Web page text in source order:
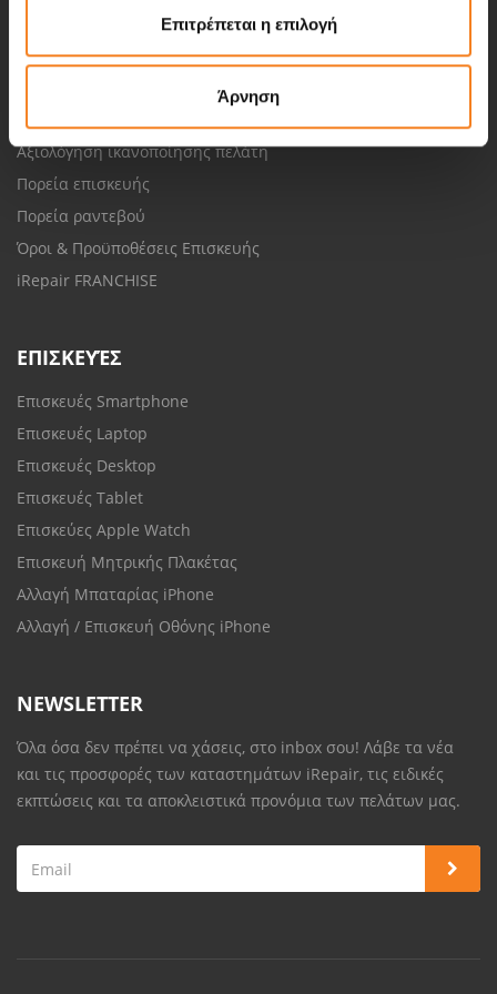
Επιτρέπεται η επιλογή
Άρνηση
Σχετικά με την iRepair
Θέσεις εργασίας
Προστασία προσωπικών δεδομένων
Αξιολόγηση ικανοποίησης πελάτη
Πορεία επισκευής
Πορεία ραντεβού
Όροι & Προϋποθέσεις Επισκευής
iRepair FRANCHISE
ΕΠΙΣΚΕΥΈΣ
Επισκευές Smartphone
Επισκευές Laptop
Επισκευές Desktop
Επισκευές Tablet
Επισκεύες Apple Watch
Επισκευή Μητρικής Πλακέτας
Αλλαγή Μπαταρίας iPhone
Αλλαγή / Επισκευή Οθόνης iPhone
NEWSLETTER
Όλα όσα δεν πρέπει να χάσεις, στο inbox σου! Λάβε τα νέα
και τις προσφορές των καταστημάτων iRepair, τις ειδικές
εκπτώσεις και τα αποκλειστικά προνόμια των πελάτων μας.